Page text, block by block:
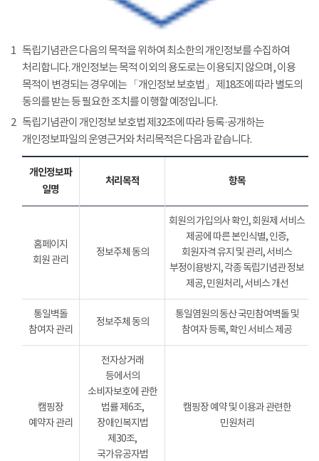
1 독립기념관은 다음의 목적을 위하여 최소한의 개인정보를 수집하여
처리합니다. 개인정보는 목적 이외의 용도로는 이용되지 않으며, 이용
목적이 변경되는 경우에는 「개인정보 보호법」 제18조에 따라 별도의
동의를 받는 등 필요한 조치를 이행할 예정입니다.
2 독립기념관이 개인정보 보호법 제32조에 따라 등록·공개하는
개인정보파일의 운영근거와 처리목적은 다음과 같습니다.
개인정보파
일명
처리목적 항목
홈페이지
회원 관리
정보주체 동의
회원의 가입의사 확인, 회원제 서비스
제공에 따른 본인식별, 인증,
회원자격 유지 및 관리, 서비스
부정이용방지, 각종 독립기념관 정보
제공, 민원처리, 서비스 개선
통일벽돌
참여자 관리
정보주체 동의
통일염원의 동산 국민참여벽돌 및
참여자 등록, 확인 서비스 제공
캠핑장
예약자 관리
전자상거래
등에서의
소비자보호에 관한
법률 제6조,
장애인복지법
제30조,
국가유공자법
캠핑장 예약 및 이용과 관련한
민원처리